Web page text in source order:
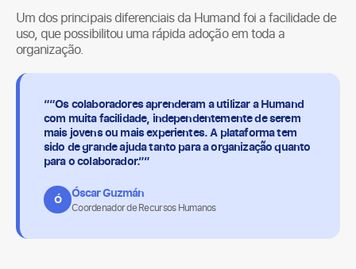
Um dos principais diferenciais da Humand foi a facilidade de
uso, que possibilitou uma rápida adoção em toda a
organização.
““Os colaboradores aprenderam a utilizar a Humand
com muita facilidade, independentemente de serem
mais jovens ou mais experientes. A plataforma tem
sido de grande ajuda tanto para a organização quanto
para o colaborador.””
Ó Óscar Guzmán
Coordenador de Recursos Humanos